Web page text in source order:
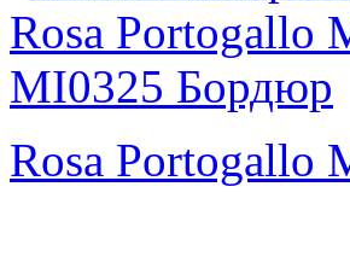
Rosa Portogallo